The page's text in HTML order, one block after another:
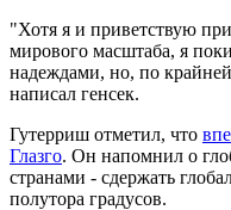
"Хотя я и приветствую
мирового масштаба, я
надеждами, но, по
написал генсек.
Гутерриш отметил, что
Глазго. Он напомнил о
странами - сдержать
полутора градусов.